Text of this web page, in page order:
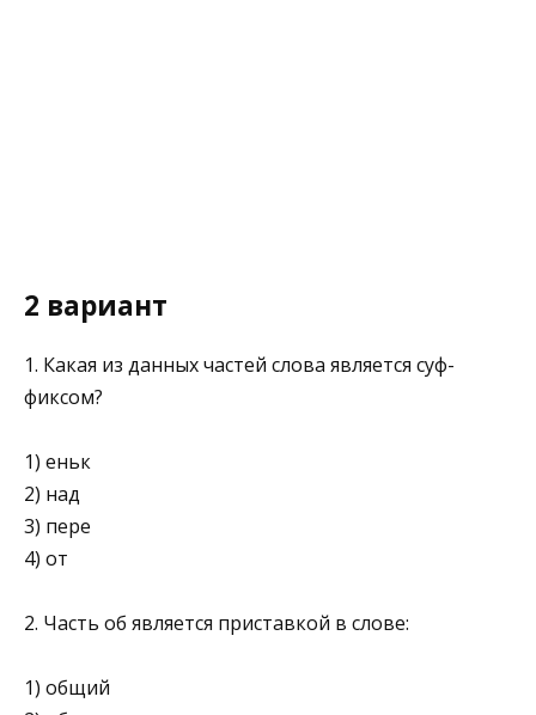
2 вариант
1. Какая из данных частей слова является суф­
фиксом?
1) еньк
2) над
3) пере
4) от
2. Часть об является приставкой в слове:
1) общий